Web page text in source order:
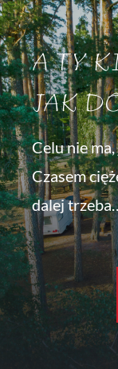
A TY
JAK
Celu nie
Czasem
dalej